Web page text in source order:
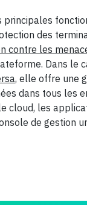
principales
des
contre les
Dans le
, elle offre une
dans tous les
cloud, les
de gestion